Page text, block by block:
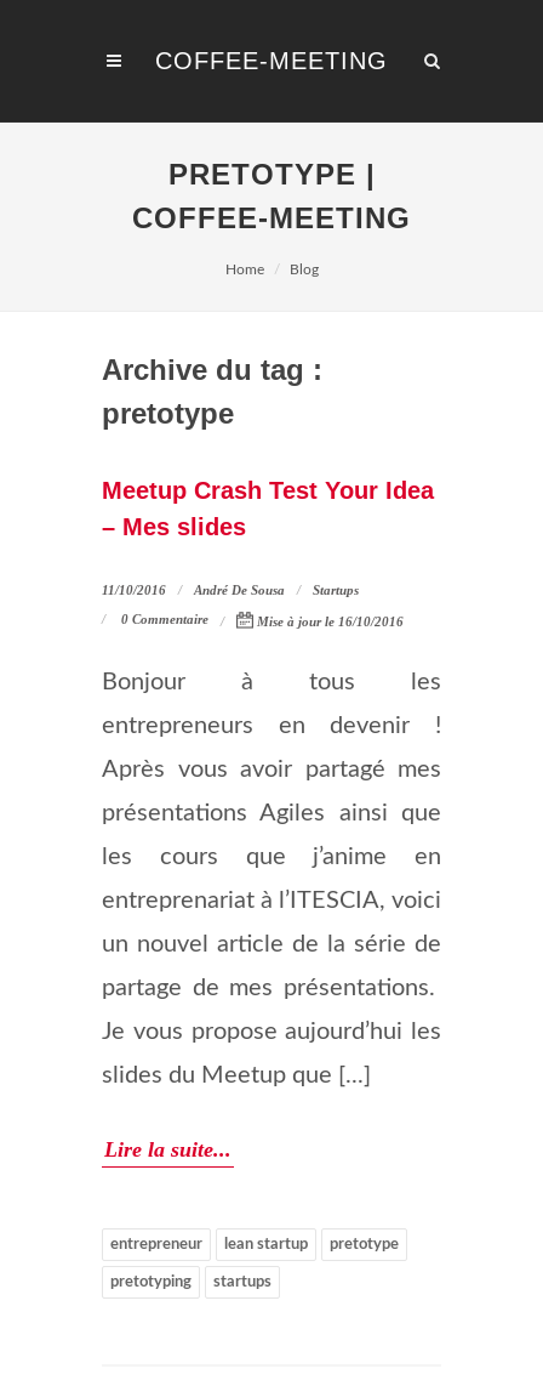
COFFEE-MEETING
PRETOTYPE |
COFFEE-MEETING
Home Blog
Archive du tag :
pretotype
Meetup Crash Test Your Idea
– Mes slides
11/10/2016 André De Sousa
Startups
0 Commentaire
Mise à jour le 16/10/2016
Bonjour à tous les
entrepreneurs en devenir !
Après vous avoir partagé mes
présentations Agiles ainsi que
les cours que j’anime en
entreprenariat à l’ITESCIA, voici
un nouvel article de la série de
partage de mes présentations.
Je vous propose aujourd’hui les
slides du Meetup que [...]
Lire la suite...
entrepreneur lean startup pretotype
pretotyping startups